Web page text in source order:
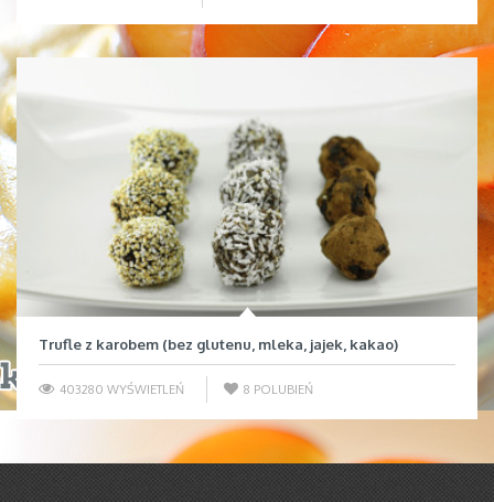
Trufle z karobem (bez glutenu, mleka, jajek, kakao)
403280 WYŚWIETLEŃ 8 POLUBIEŃ